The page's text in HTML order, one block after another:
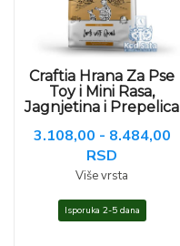
Craftia Hrana Za Pse
Toy i Mini Rasa,
Jagnjetina i Prepelica
3.108,00 - 8.484,00
RSD
Više vrsta
Isporuka 2-5 dana